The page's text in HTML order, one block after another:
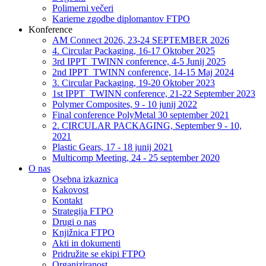
Polimerni večeri
Karierne zgodbe diplomantov FTPO
Konference
AM Connect 2026, 23-24 SEPTEMBER 2026
4. Circular Packaging, 16-17 Oktober 2025
3rd IPPT_TWINN conference, 4-5 Junij 2025
2nd IPPT_TWINN conference, 14-15 Maj 2024
3. Circular Packaging, 19-20 Oktober 2023
1st IPPT_TWINN conference, 21-22 September 2023
Polymer Composites, 9 - 10 junij 2022
Final conference PolyMetal 30 september 2021
2. CIRCULAR PACKAGING, September 9 - 10,
2021
Plastic Gears, 17 - 18 junij 2021
Multicomp Meeting, 24 - 25 september 2020
O nas
Osebna izkaznica
Kakovost
Kontakt
Strategija FTPO
Drugi o nas
Knjižnica FTPO
Akti in dokumenti
Pridružite se ekipi FTPO